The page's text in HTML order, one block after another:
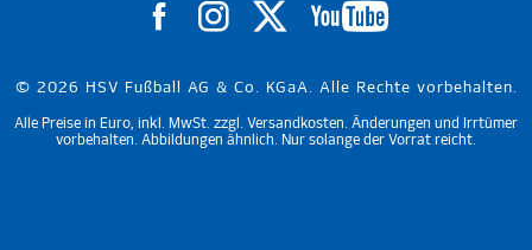
© 2026 HSV Fußball AG & Co. KGaA. Alle Rechte vorbehalten.
Alle Preise in Euro, inkl. MwSt. zzgl. Versandkosten. Änderungen und Irrtümer
vorbehalten. Abbildungen ähnlich. Nur solange der Vorrat reicht.